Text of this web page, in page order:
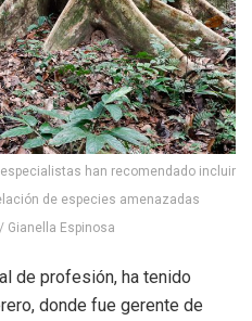
han recomendado incluir
de especies amenazadas
Gianella Espinosa
de profesión, ha tenido
donde fue gerente de